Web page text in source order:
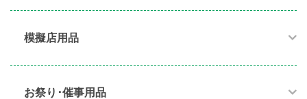
模擬店用品​
お祭り･催事用品​